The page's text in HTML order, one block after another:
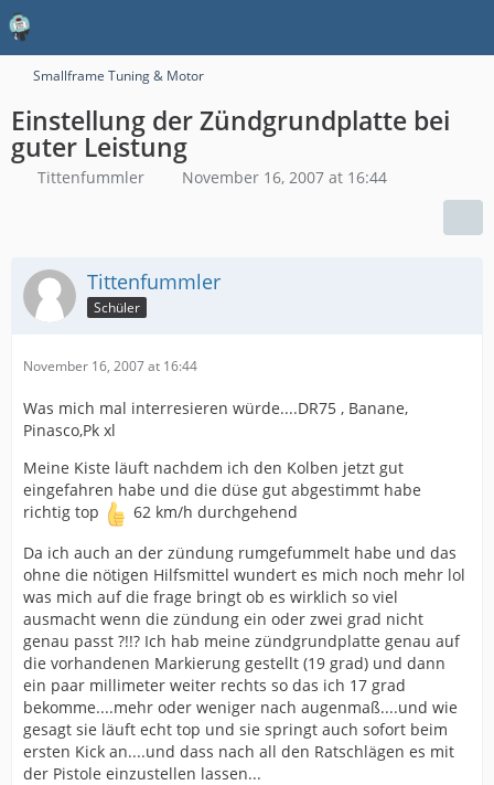
Smallframe Tuning & Motor
Einstellung der Zündgrundplatte bei
guter Leistung
Tittenfummler November 16, 2007 at 16:44
Tittenfummler
Schüler
November 16, 2007 at 16:44
Was mich mal interresieren würde....DR75 , Banane,
Pinasco,Pk xl
Meine Kiste läuft nachdem ich den Kolben jetzt gut
eingefahren habe und die düse gut abgestimmt habe
richtig top
62 km/h durchgehend
Da ich auch an der zündung rumgefummelt habe und das
ohne die nötigen Hilfsmittel wundert es mich noch mehr lol
was mich auf die frage bringt ob es wirklich so viel
ausmacht wenn die zündung ein oder zwei grad nicht
genau passt ?!!? Ich hab meine zündgrundplatte genau auf
die vorhandenen Markierung gestellt (19 grad) und dann
ein paar millimeter weiter rechts so das ich 17 grad
bekomme....mehr oder weniger nach augenmaß....und wie
gesagt sie läuft echt top und sie springt auch sofort beim
ersten Kick an....und dass nach all den Ratschlägen es mit
der Pistole einzustellen lassen...